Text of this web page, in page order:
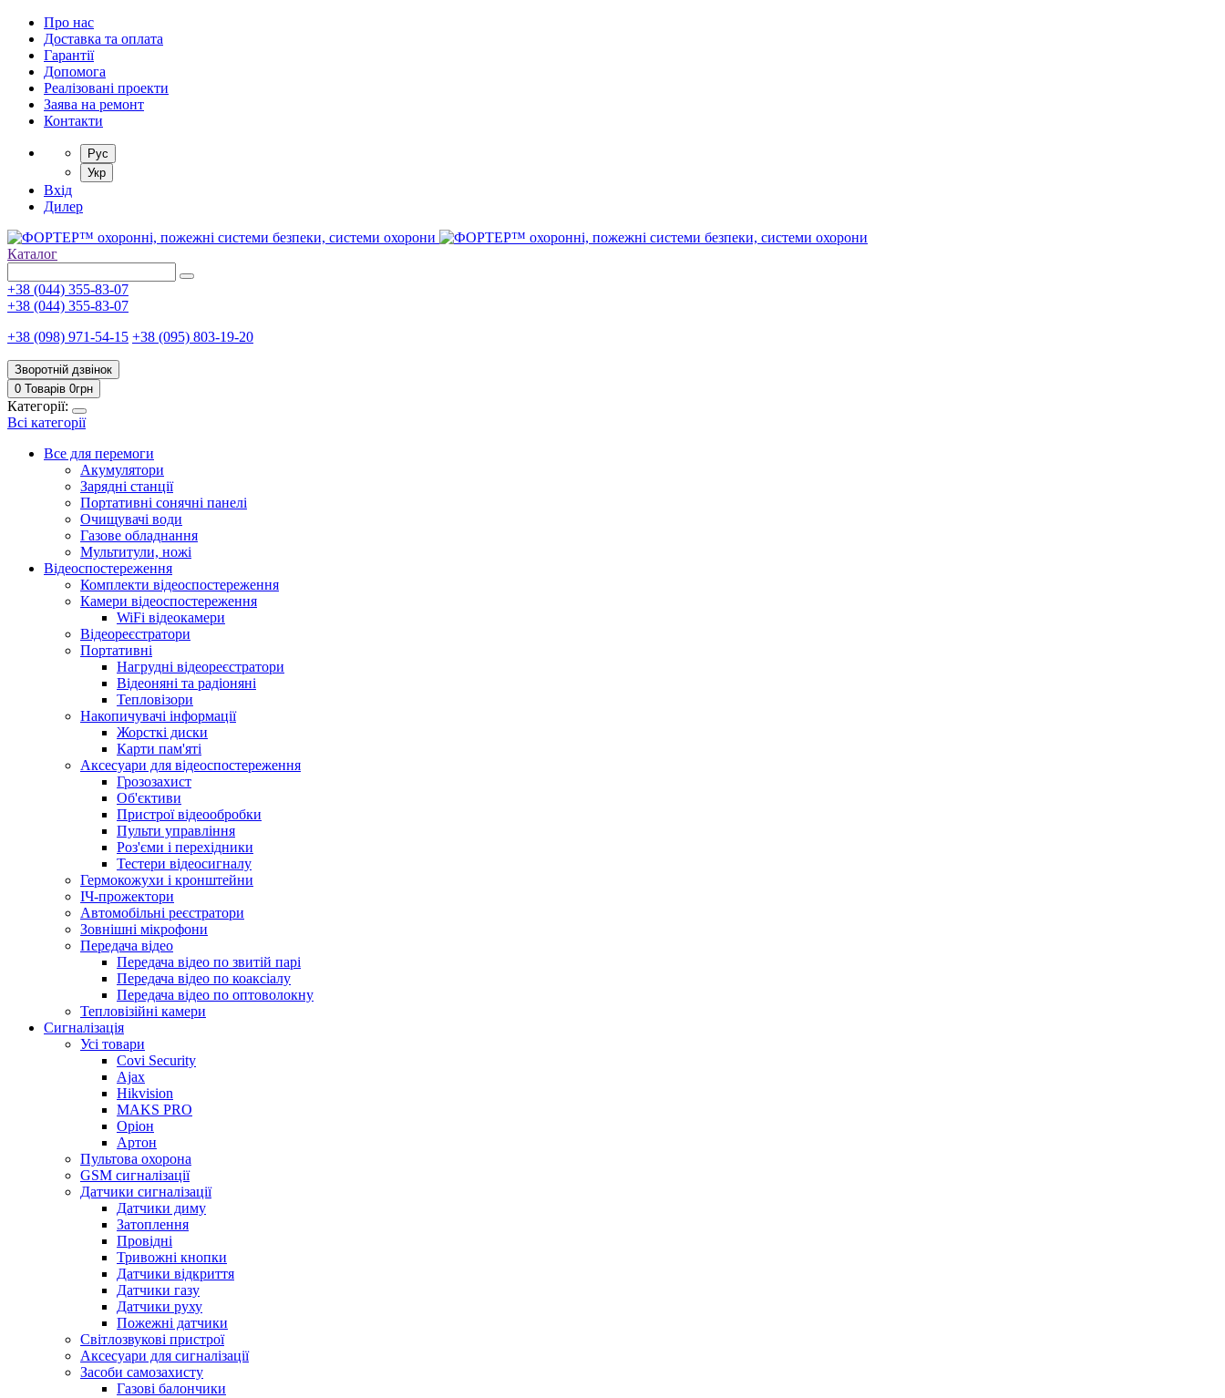
Про нас
Доставка та оплата
Гарантії
Допомога
Реалізовані проекти
Заява на ремонт
Контакти
Рус
Укр
Вхід
Дилер
Каталог
+38 (044) 355-83-07
+38 (044) 355-83-07
+38 (098) 971-54-15 +38 (095) 803-19-20
Зворотній дзвінок
0 Товарів 0грн
Категорії:
Всі категорії
Все для перемоги
Акумулятори
Зарядні станції
Портативні сонячні панелі
Очищувачі води
Газове обладнання
Мультитули, ножі
Відеоспостереження
Комплекти відеоспостереження
Камери відеоспостереження
WiFi відеокамери
Відеореєстратори
Портативні
Нагрудні відеореєстратори
Відеоняні та радіоняні
Тепловізори
Накопичувачі інформації
Жорсткі диски
Карти пам'яті
Аксесуари для відеоспостереження
Грозозахист
Об'єктиви
Пристрої відеообробки
Пульти управління
Роз'єми і перехідники
Тестери відеосигналу
Гермокожухи і кронштейни
ІЧ-прожектори
Автомобільні реєстратори
Зовнішні мікрофони
Передача відео
Передача відео по звитій парі
Передача відео по коаксіалу
Передача відео по оптоволокну
Тепловізійні камери
Cигналізація
Усі товари
Covi Security
Ajax
Hikvision
MAKS PRO
Оріон
Артон
Пультова охорона
GSM сигналізації
Датчики сигналізації
Датчики диму
Затоплення
Провідні
Тривожні кнопки
Датчики відкриття
Датчики газу
Датчики руху
Пожежні датчики
Світлозвукові пристрої
Аксесуари для сигналізації
Засоби самозахисту
Газові балончики